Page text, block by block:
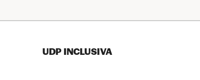
UDP INCLUSIVA